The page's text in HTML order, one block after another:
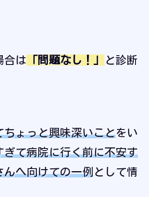
合は 「問題なし！」
と診断
ちょっと興味深いことをい
ぎて病院に行く前に不安す
んへ向けての一例として情